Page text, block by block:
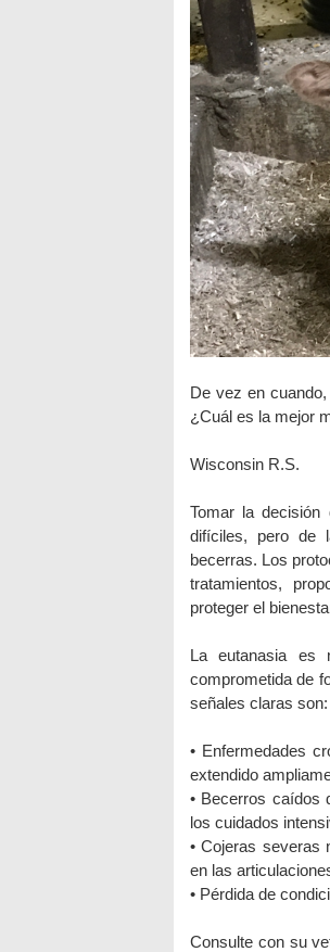
De vez en
¿Cuál es la mejor
Wisconsin R.S.
Tomar la
difíciles, pero de
becerras. Los
tratamientos,
proteger el
La eutanasia es
comprometida de
señales claras son:
• Enfermedades
extendido
• Becerros caídos
los cuidados
• Cojeras severas
en las
• Pérdida de
Consulte con su